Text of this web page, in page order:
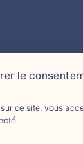
le
ce site, vous